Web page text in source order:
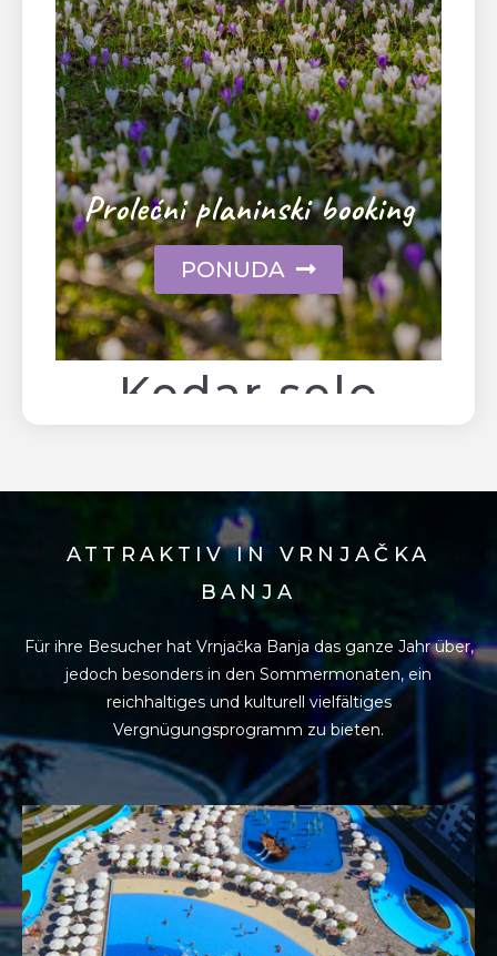
ATTRAKTIV IN VRNJAČKA
BANJA
Für ihre Besucher hat Vrnjačka Banja das ganze Jahr über,
jedoch besonders in den Sommermonaten, ein
reichhaltiges und kulturell vielfältiges
Vergnügungsprogramm zu bieten.